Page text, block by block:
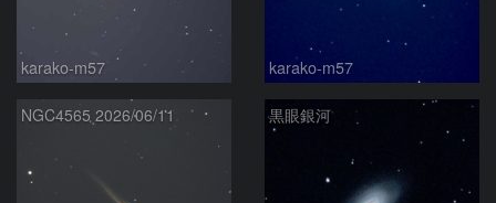
karako-m57 karako-m57
NGC4565 2026/06/11 黒眼銀河